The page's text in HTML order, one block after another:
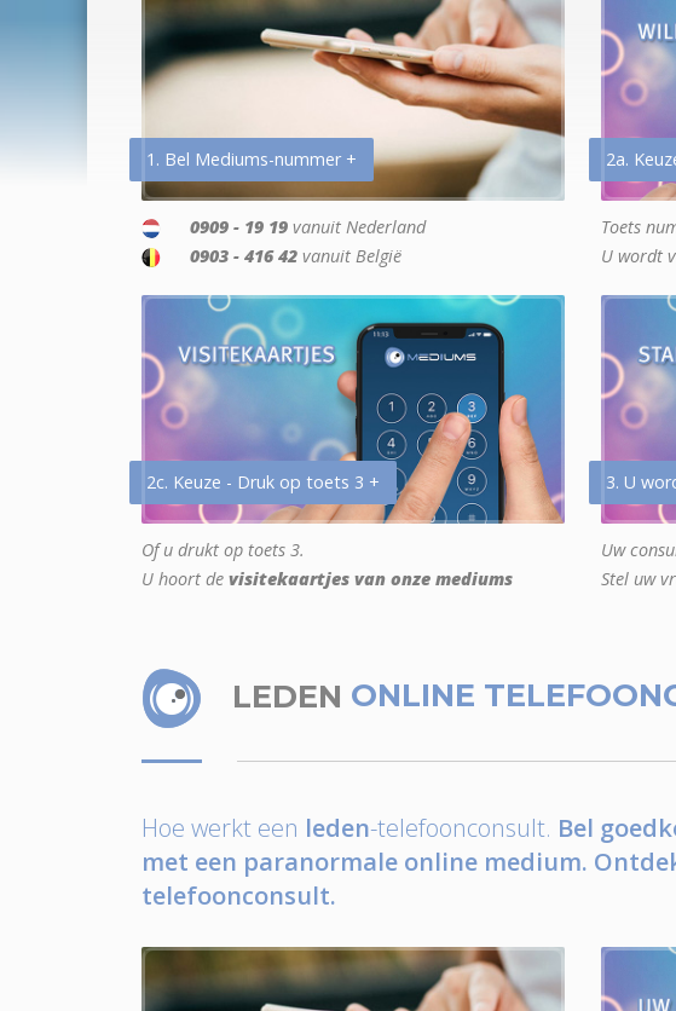
1. Bel Mediums-nummer +
0909 - 19 19 vanuit Nederland
0903 - 416 42 vanuit België
2a.
Toets
U wordt
2c. Keuze - Druk op toets 3 +
Of u drukt op toets 3.
U hoort de visitekaartjes van onze mediums
3. U
Uw
Stel uw
LEDEN ONLINE
Hoe werkt een leden-telefoonconsult. Bel
met een paranormale online medium.
telefoonconsult.